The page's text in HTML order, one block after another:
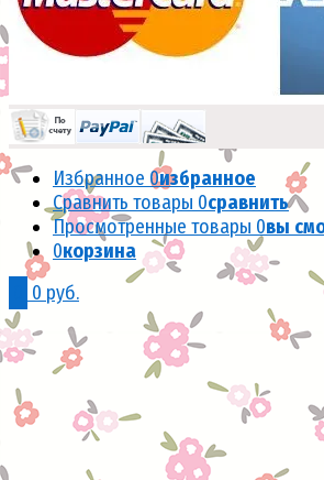
Избранное 0избранное
Сравнить товары 0сравнить
Просмотренные товары 0вы
0корзина
0 руб.